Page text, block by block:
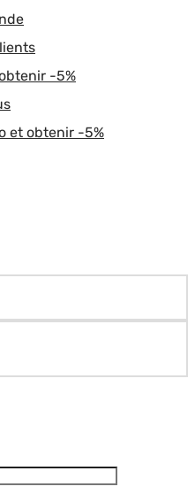
-5%
et obtenir -5%